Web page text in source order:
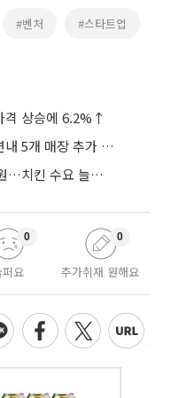
#벤처 #스타트업
격 상승에 6.2%↑
컴포즈커피, 필리핀 1호점 오픈…연내 5개 매장 추가 출점
교촌에프앤비, 2분기 매출 1323억원…치킨 수요 늘며 4.9%↑
요
0
추가취재 원해요
0